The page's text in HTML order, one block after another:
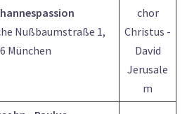
Nußbaumstraße 1,
München
chor
Christus -
David
Jerusale
m